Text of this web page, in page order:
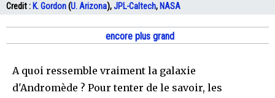
Credit : K. Gordon(U. Arizona),JPL-Caltech, NASA
encore plus grand
A quoi ressemble vraiment la galaxie
d'Andromède ? Pour tenter de le savoir, les